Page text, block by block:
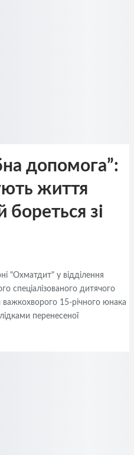
допомога”:
життя
бореться зі
"Охматдит" у відділення
спеціалізованого дитячого
15-річного юнака
перенесеної